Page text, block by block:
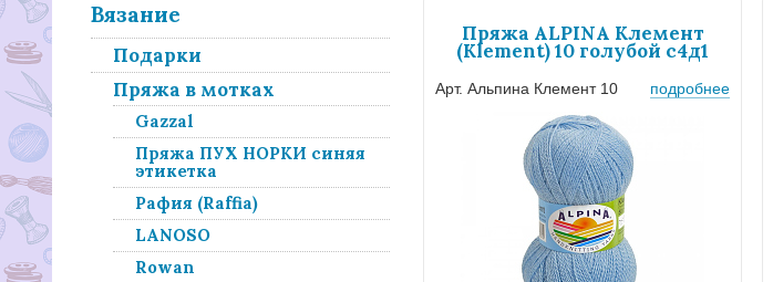
Вязание
Подарки
Пряжа в мотках
Gazzal
Пряжа ПУХ НОРКИ синяя
этикетка
Рафия (Raffia)
LANOSO
Rowan
Пряжа ALPINA Клемент
(Klement) 10 голубой с4д1
Арт. Альпина Клемент 10 подробнее